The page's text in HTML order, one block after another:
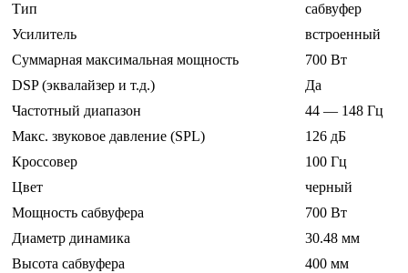
Тип
сабвуфер
Усилитель
встроенный
Суммарная максимальная мощность
700 Вт
DSP (эквалайзер и т.д.)
Да
Частотный диапазон
44 — 148 Гц
Макс. звуковое давление (SPL)
126 дБ
Кроссовер
100 Гц
Цвет
черный
Мощность сабвуфера
700 Вт
Диаметр динамика
30.48 мм
Высота сабвуфера
400 мм